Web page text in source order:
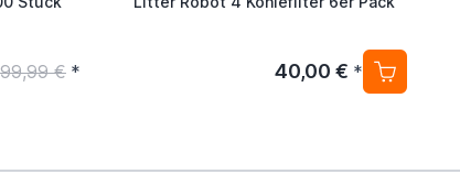
99,99 € * 40,00 € *